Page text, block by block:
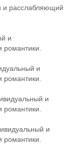
и расслабляющий
и
и
и
и